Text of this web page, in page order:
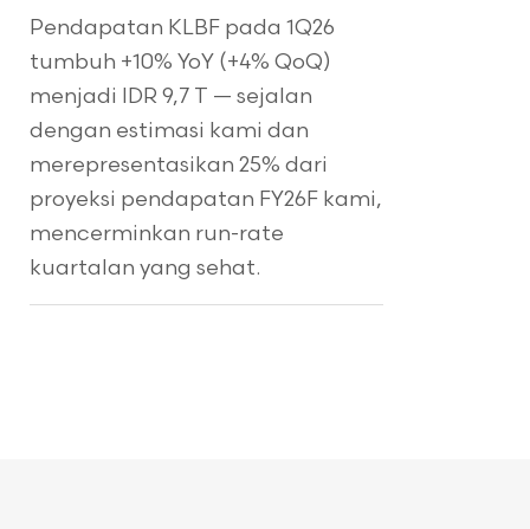
Pendapatan KLBF pada 1Q26
tumbuh +10% YoY (+4% QoQ)
menjadi IDR 9,7 T — sejalan
dengan estimasi kami dan
merepresentasikan 25% dari
proyeksi pendapatan FY26F kami,
mencerminkan run-rate
kuartalan yang sehat.